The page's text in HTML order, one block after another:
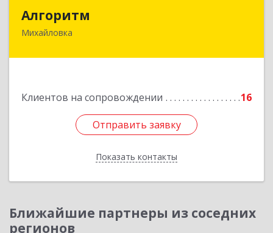
Алгоритм
Михайловка
Клиентов на сопровождении 16
Отправить заявку
Показать контакты
Отправить заявку
Назад
Ближайшие партнеры из соседних
регионов